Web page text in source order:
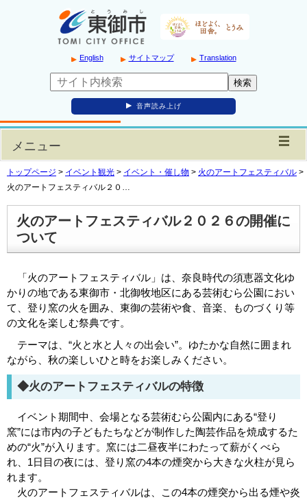
English サイトマップ Translation
音声読み上げ
メニュー
トップページ > イベント観光 > イベント・催し物 > 火のアートフェスティバル >
火のアートフェスティバル２０…
火のアートフェスティバル２０２６の開催に
ついて
「火のアートフェスティバル」は、奈良時代の須恵器文化ゆ
かりの地である東御市・北御牧地区にある芸術むら公園におい
て、登り窯の火を囲み、東御の芸術や食、音楽、ものづくり等
の文化を楽しむ祭典です。
テーマは、“火と水と人々の出会い”。ゆたかな自然に囲まれ
ながら、秋の楽しいひと時をお楽しみください。
◆火のアートフェスティバルの特徴
イベント期間中、会場となる芸術むら公園内にある“登り
窯”には市内の子どもたちなどが制作した陶芸作品を焼成するた
めの“火”が入ります。窯には二昼夜半にわたって薪がくべら
れ、1日目の夜には、登り窯の4本の煙突から大きな火柱が見ら
れます。
火のアートフェスティバルは、この4本の煙突から出る煙や炎